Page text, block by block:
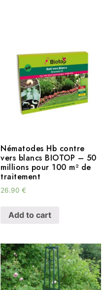
Nématodes Hb contre
vers blancs BIOTOP – 50
millions pour 100 m² de
traitement
26.90 €
Add to cart